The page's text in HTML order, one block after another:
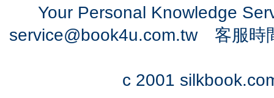
Your Personal Knowledge
service@book4u.com.tw客服時
c 2001